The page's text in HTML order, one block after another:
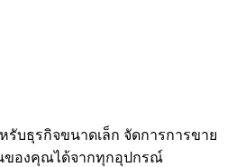
บธุรกิจขนาดเล็ก จัดการการขาย
ของคุณได้จากทุกอุปกรณ์